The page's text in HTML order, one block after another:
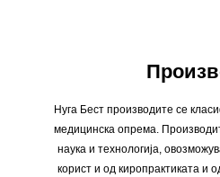
Нуга Бест производите се
медицинска опрема.
наука и технологија,
корист и од киропрактиката и